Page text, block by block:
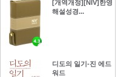
[개역개정][NIV]한영
해설성경...
디도의 일기-진 에드
워드